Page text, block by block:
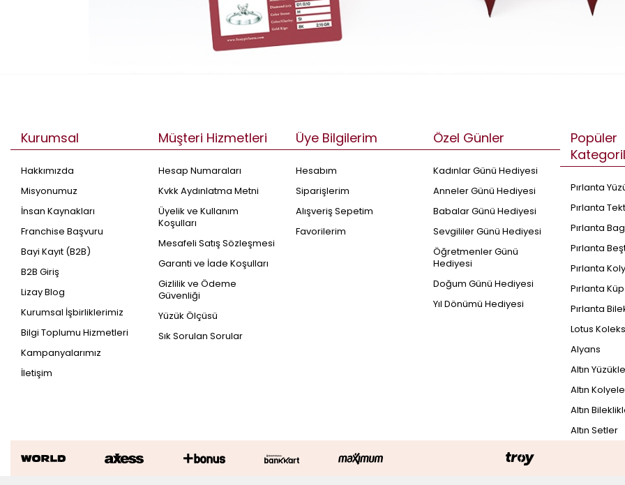
10.15 Karat Pırlanta Su Yolu
Kurumsal
Hakkımızda
Misyonumuz
İnsan Kaynakları
Franchise Başvuru
Bayi Kayıt (B2B)
B2B Giriş
Lizay Blog
Kurumsal İşbirliklerimiz
Bilgi Toplumu Hizmetleri
Kampanyalarımız
İletişim
Müşteri Hizmetleri
Hesap Numaraları
Kvkk Aydınlatma Metni
Üyelik ve Kullanım
Koşulları
Mesafeli Satış Sözleşmesi
Garanti ve İade Koşulları
Gizlilik ve Ödeme
Güvenliği
Yüzük Ölçüsü
Sık Sorulan Sorular
Üye Bilgilerim
Hesabım
Siparişlerim
Alışveriş Sepetim
Favorilerim
Özel Günler
Kadınlar Günü Hediyesi
Anneler Günü Hediyesi
Babalar Günü Hediyesi
Sevgililer Günü Hediyesi
Öğretmenler Günü
Hediyesi
Doğum Günü Hediyesi
Yıl Dönümü Hediyesi
Popüler
Pırlanta
Pırlanta
Pırlanta
Pırlanta
Pırlanta
Pırlanta
Pırlanta
Lotus
Alyans
Altın
Altın
Altın
Altın Setler